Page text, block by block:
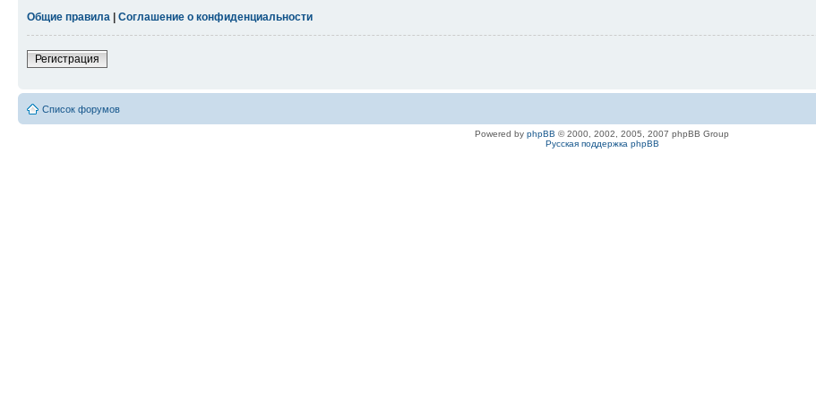
Общие правила
Соглашение о конфиденциальности
Регистрация
Список форумов
Powered by phpBB © 2000, 2002, 2005, 2007 phpBB Group
Русская поддержка phpBB